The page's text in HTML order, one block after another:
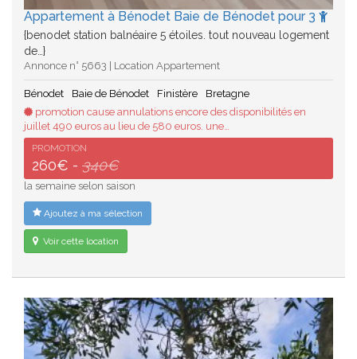
Appartement à Bénodet Baie de Bénodet pour 3
{benodet station balnéaire 5 étoiles. tout nouveau logement
de…}
Annonce n° 5663 | Location Appartement
Bénodet Baie de Bénodet Finistère
Bretagne
promotion cause annulations encore des disponibilités en
juillet 490 euros au lieu de 580 euros. une…
PROMOTION
260€ - 340€
la semaine selon saison
Ajoutez à ma sélection
Voir cette location